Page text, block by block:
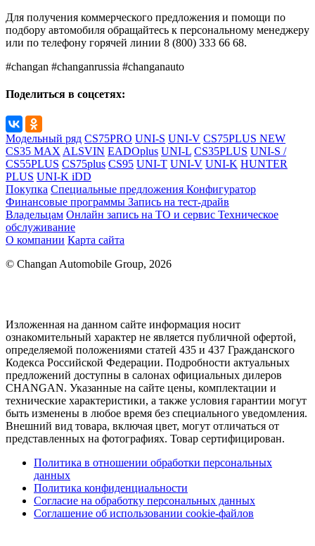
Для получения коммерческого предложения и помощи по
подбору автомобиля обращайтесь к персональному менеджеру
или по телефону горячей линии 8 (800) 333 66 68.
#changan #changanrussia #changanauto
Поделиться в соцсетях:
Модельный ряд CS75PRO UNI-S UNI-V CS75PLUS NEW
CS35 MAX ALSVIN EADOplus UNI-L CS35PLUS UNI-S /
CS55PLUS CS75plus CS95 UNI-T UNI-V UNI-K HUNTER
PLUS UNI-K iDD
Покупка Специальные предложения Конфигуратор
Финансовые программы Запись на тест-драйв
Владельцам Онлайн запись на ТО и сервис Техническое
обслуживание
О компании Карта сайта
© Changan Automobile Group, 2026
Изложенная на данном сайте информация носит
ознакомительный характер не является публичной офертой,
определяемой положениями статей 435 и 437 Гражданского
Кодекса Российской Федерации. Подробности актуальных
предложений доступны в салонах официальных дилеров
CHANGAN. Указанные на сайте цены, комплектации и
технические характеристики, а также условия гарантии могут
быть изменены в любое время без специального уведомления.
Внешний вид товара, включая цвет, могут отличаться от
представленных на фотографиях. Товар сертифицирован.
Политика в отношении обработки персональных
данных
Политика конфиденциальности
Согласие на обработку персональных данных
Соглашение об использовании cookie-файлов